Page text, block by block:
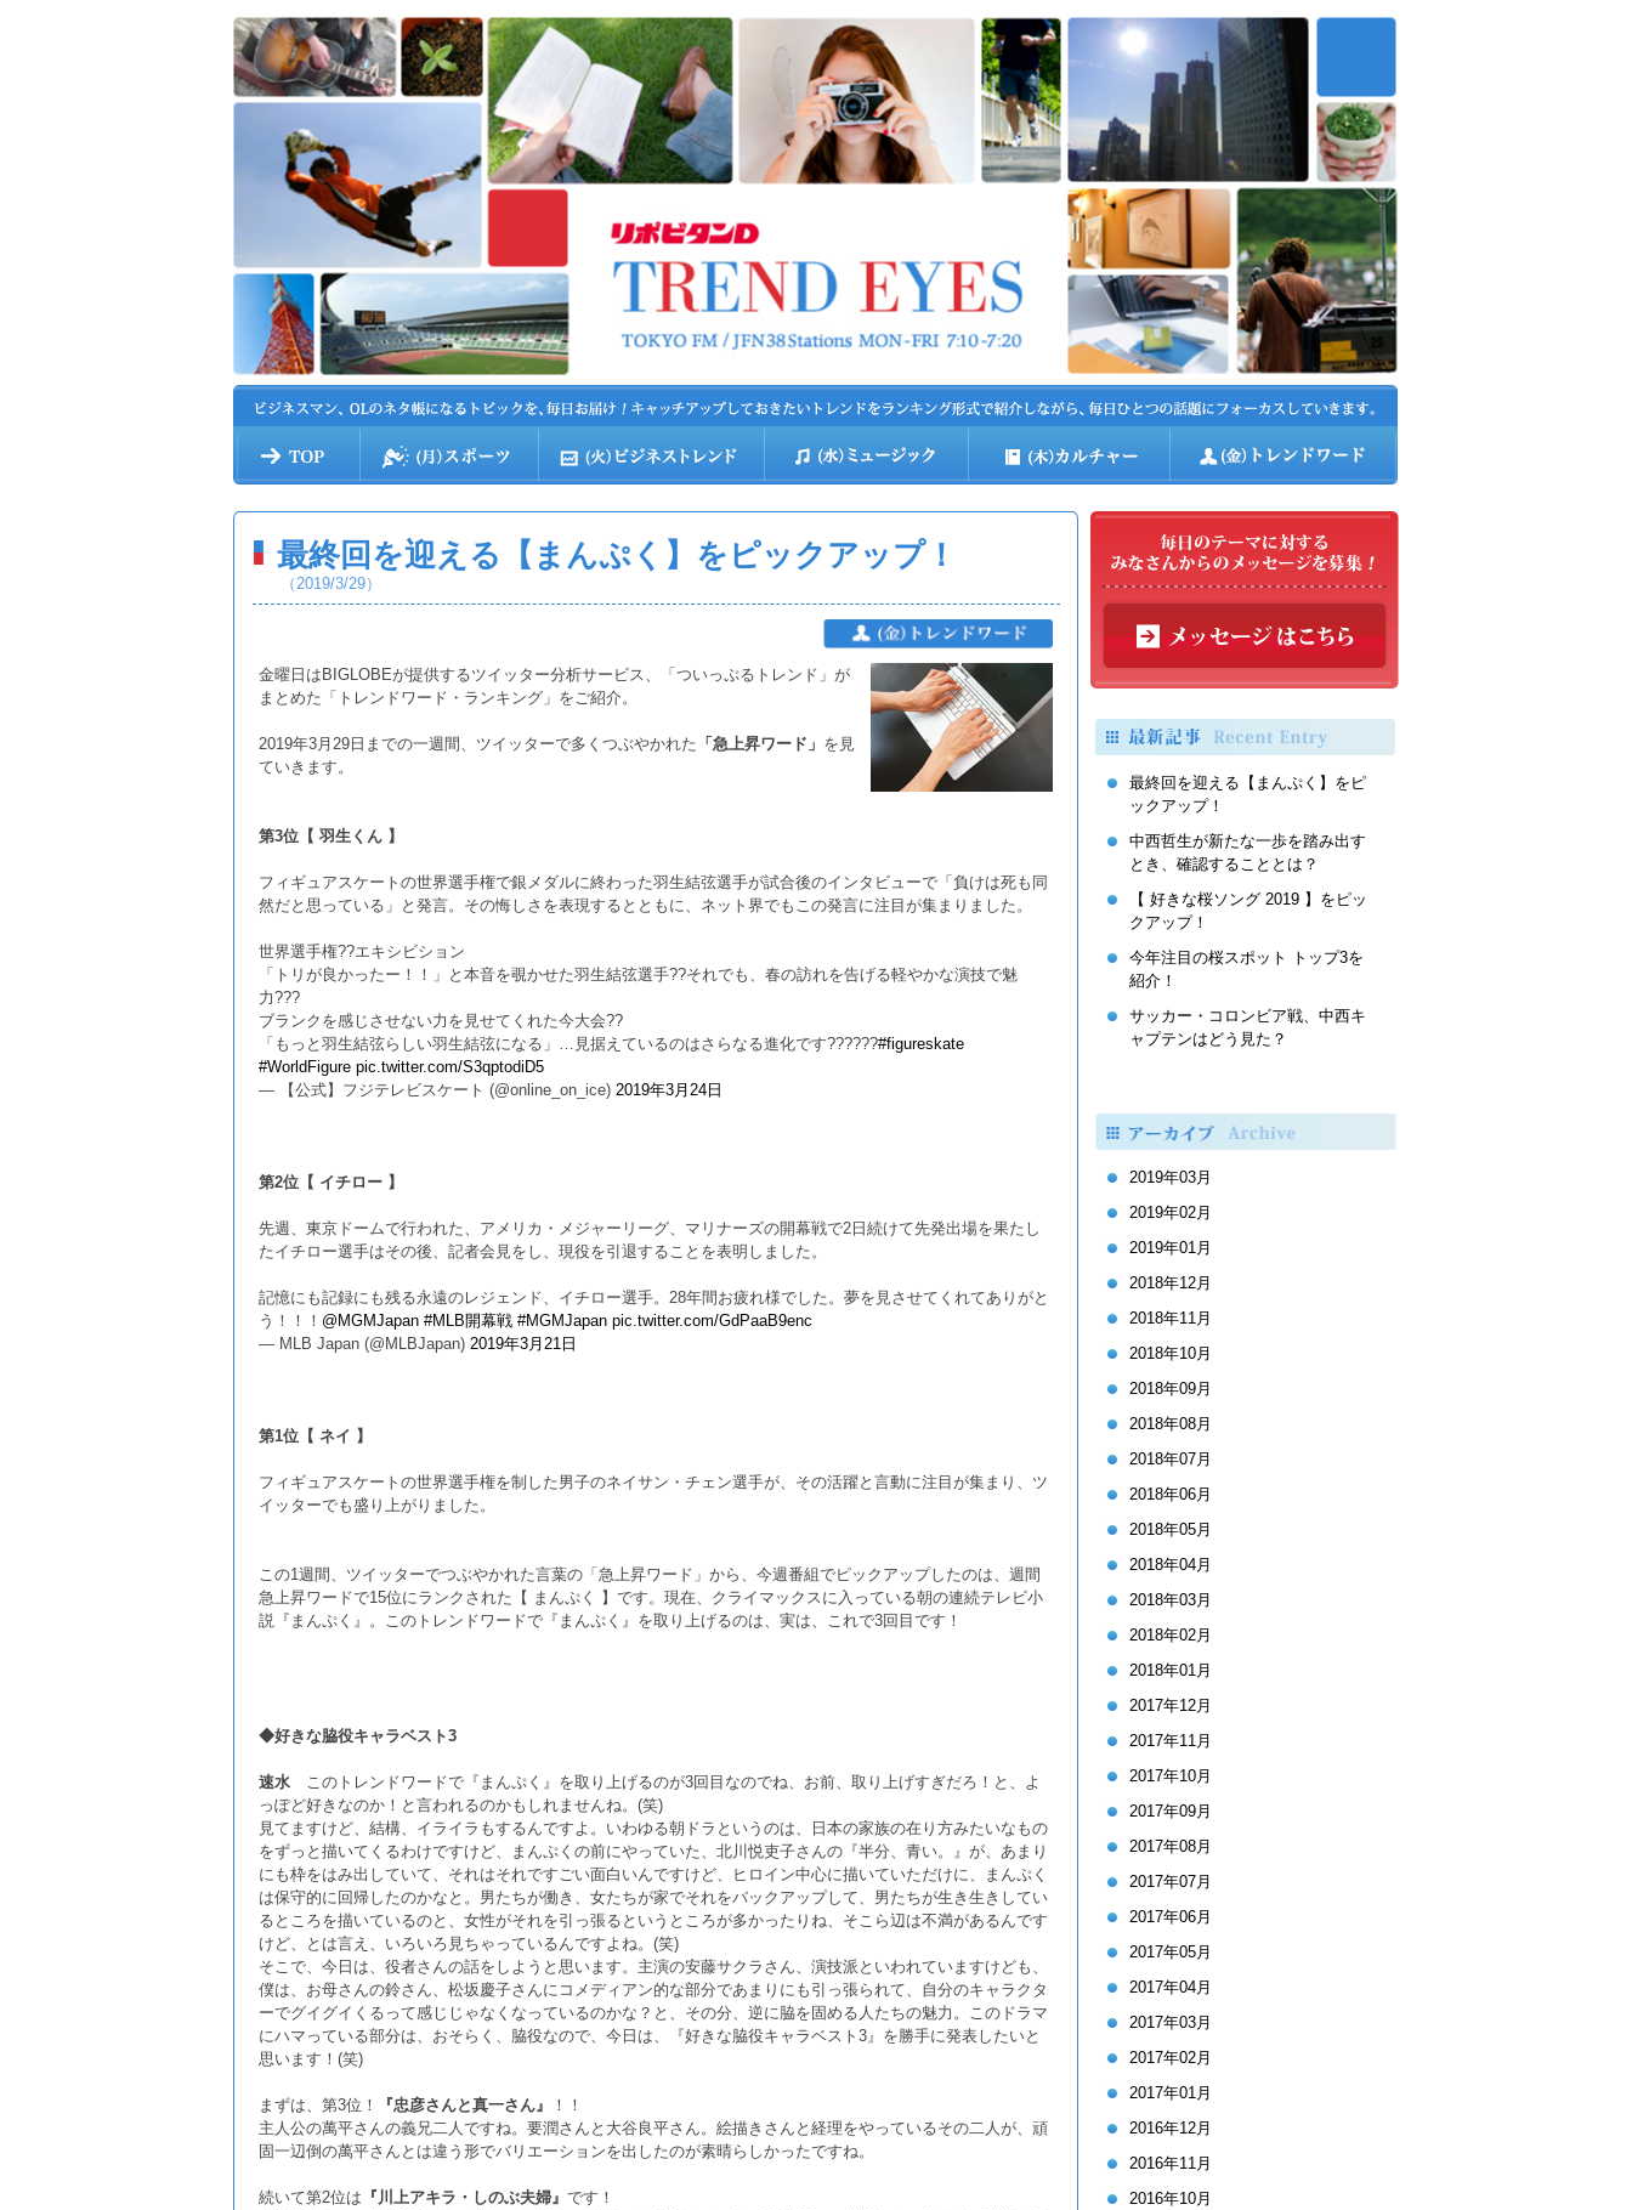
最終回を迎える【まんぷく】をピックアップ！
（2019/3/29）
金曜日はBIGLOBEが提供するツイッター分析サービス、「ついっぷるトレンド」が
まとめた「トレンドワード・ランキング」をご紹介。
2019年3月29日までの一週間、ツイッターで多くつぶやかれた 「急上昇ワード」 を見
ていきます。
第3位【 羽生くん 】
フィギュアスケートの世界選手権で銀メダルに終わった羽生結弦選手が試合後のインタビューで「負けは死も同
然だと思っている」と発言。その悔しさを表現するとともに、ネット界でもこの発言に注目が集まりました。
世界選手権??エキシビション
「トリが良かったー！！」と本音を覗かせた羽生結弦選手??それでも、春の訪れを告げる軽やかな演技で魅
力???
ブランクを感じさせない力を見せてくれた今大会??
「もっと羽生結弦らしい羽生結弦になる」…見据えているのはさらなる進化です??????#figureskate
#WorldFigure pic.twitter.com/S3qptodiD5
— 【公式】フジテレビスケート (@online_on_ice) 2019年3月24日
第2位【 イチロー 】
先週、東京ドームで行われた、アメリカ・メジャーリーグ、マリナーズの開幕戦で2日続けて先発出場を果たし
たイチロー選手はその後、記者会見をし、現役を引退することを表明しました。
記憶にも記録にも残る永遠のレジェンド、イチロー選手。28年間お疲れ様でした。夢を見させてくれてありがと
う！！！ @MGMJapan #MLB開幕戦 #MGMJapan pic.twitter.com/GdPaaB9enc
— MLB Japan (@MLBJapan) 2019年3月21日
第1位【 ネイ 】
フィギュアスケートの世界選手権を制した男子のネイサン・チェン選手が、その活躍と言動に注目が集まり、ツ
イッターでも盛り上がりました。
この1週間、ツイッターでつぶやかれた言葉の「急上昇ワード」から、今週番組でピックアップしたのは、週間
急上昇ワードで15位にランクされた【 まんぷく 】です。現在、クライマックスに入っている朝の連続テレビ小
説『まんぷく』。このトレンドワードで『まんぷく』を取り上げるのは、実は、これで3回目です！
◆好きな脇役キャラベスト3
速水 このトレンドワードで『まんぷく』を取り上げるのが3回目なのでね、お前、取り上げすぎだろ！と、よ
っぽど好きなのか！と言われるのかもしれませんね。(笑)
見てますけど、結構、イライラもするんですよ。いわゆる朝ドラというのは、日本の家族の在り方みたいなもの
をずっと描いてくるわけですけど、まんぷくの前にやっていた、北川悦吏子さんの『半分、青い。』が、あまり
にも枠をはみ出していて、それはそれですごい面白いんですけど、ヒロイン中心に描いていただけに、まんぷく
は保守的に回帰したのかなと。男たちが働き、女たちが家でそれをバックアップして、男たちが生き生きしてい
るところを描いているのと、女性がそれを引っ張るというところが多かったりね、そこら辺は不満があるんです
けど、とは言え、いろいろ見ちゃっているんですよね。(笑)
そこで、今日は、役者さんの話をしようと思います。主演の安藤サクラさん、演技派といわれていますけども、
僕は、お母さんの鈴さん、松坂慶子さんにコメディアン的な部分であまりにも引っ張られて、自分のキャラクタ
ーでグイグイくるって感じじゃなくなっているのかな？と、その分、逆に脇を固める人たちの魅力。このドラマ
にハマっている部分は、おそらく、脇役なので、今日は、『好きな脇役キャラベスト3』を勝手に発表したいと
思います！(笑)
まずは、第3位！ 『忠彦さんと真一さん』
！！
主人公の萬平さんの義兄二人ですね。要潤さんと大谷良平さん。絵描きさんと経理をやっているその二人が、頑
固一辺倒の萬平さんとは違う形でバリエーションを出したのが素晴らしかったですね。
続いて第2位は 『川上アキラ・しのぶ夫婦』 です！
最終回を迎える【まんぷく】をピ
ックアップ！
中西哲生が新たな一歩を踏み出す
とき、確認することとは？
【 好きな桜ソング 2019 】をピッ
クアップ！
今年注目の桜スポット トップ3を
紹介！
サッカー・コロンビア戦、中西キ
ャプテンはどう見た？
2019年03月
2019年02月
2019年01月
2018年12月
2018年11月
2018年10月
2018年09月
2018年08月
2018年07月
2018年06月
2018年05月
2018年04月
2018年03月
2018年02月
2018年01月
2017年12月
2017年11月
2017年10月
2017年09月
2017年08月
2017年07月
2017年06月
2017年05月
2017年04月
2017年03月
2017年02月
2017年01月
2016年12月
2016年11月
2016年10月